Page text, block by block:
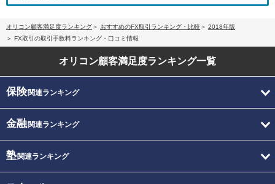
オリコン顧客満足度ランキング おすすめのFX取引ランキング・比較
2018年版
FX取引の取引手数料ランキング・口コミ情報
オリコン顧客満足度ランキング一覧
保険関連ランキング
金融関連ランキング
塾関連ランキング